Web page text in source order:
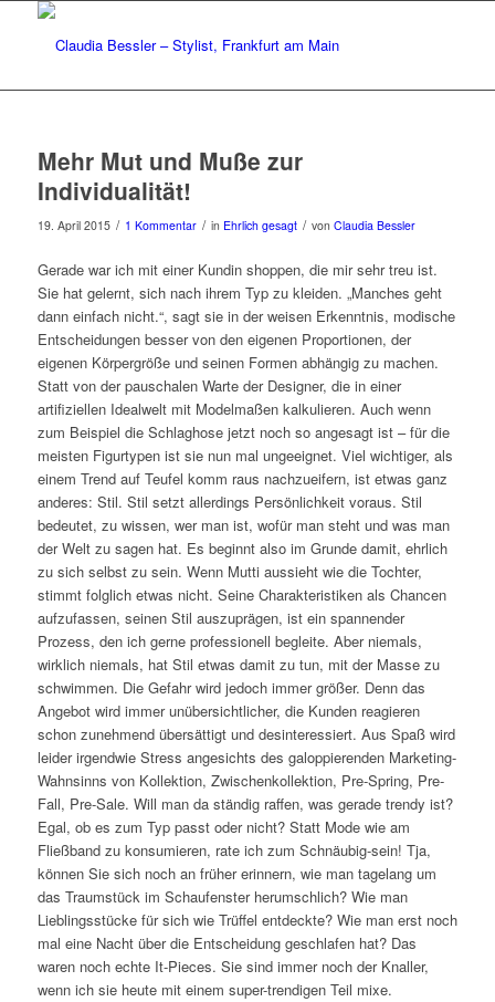
Mehr Mut und Muße zur
Individualität!
19. April 2015 / 1 Kommentar / in Ehrlich gesagt / von Claudia Bessler
Gerade war ich mit einer Kundin shoppen, die mir sehr treu ist.
Sie hat gelernt, sich nach ihrem Typ zu kleiden. „Manches geht
dann einfach nicht.“, sagt sie in der weisen Erkenntnis, modische
Entscheidungen besser von den eigenen Proportionen, der
eigenen Körpergröße und seinen Formen abhängig zu machen.
Statt von der pauschalen Warte der Designer, die in einer
artifiziellen Idealwelt mit Modelmaßen kalkulieren. Auch wenn
zum Beispiel die Schlaghose jetzt noch so angesagt ist – für die
meisten Figurtypen ist sie nun mal ungeeignet. Viel wichtiger, als
einem Trend auf Teufel komm raus nachzueifern, ist etwas ganz
anderes: Stil. Stil setzt allerdings Persönlichkeit voraus. Stil
bedeutet, zu wissen, wer man ist, wofür man steht und was man
der Welt zu sagen hat. Es beginnt also im Grunde damit, ehrlich
zu sich selbst zu sein. Wenn Mutti aussieht wie die Tochter,
stimmt folglich etwas nicht. Seine Charakteristiken als Chancen
aufzufassen, seinen Stil auszuprägen, ist ein spannender
Prozess, den ich gerne professionell begleite. Aber niemals,
wirklich niemals, hat Stil etwas damit zu tun, mit der Masse zu
schwimmen. Die Gefahr wird jedoch immer größer. Denn das
Angebot wird immer unübersichtlicher, die Kunden reagieren
schon zunehmend übersättigt und desinteressiert. Aus Spaß wird
leider irgendwie Stress angesichts des galoppierenden Marketing-
Wahnsinns von Kollektion, Zwischenkollektion, Pre-Spring, Pre-
Fall, Pre-Sale. Will man da ständig raffen, was gerade trendy ist?
Egal, ob es zum Typ passt oder nicht? Statt Mode wie am
Fließband zu konsumieren, rate ich zum Schnäubig-sein! Tja,
können Sie sich noch an früher erinnern, wie man tagelang um
das Traumstück im Schaufenster herumschlich? Wie man
Lieblingsstücke für sich wie Trüffel entdeckte? Wie man erst noch
mal eine Nacht über die Entscheidung geschlafen hat? Das
waren noch echte It-Pieces. Sie sind immer noch der Knaller,
wenn ich sie heute mit einem super-trendigen Teil mixe.